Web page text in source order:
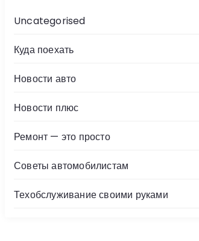
Uncategorised
Куда поехать
Новости авто
Новости плюс
Ремонт — это просто
Советы автомобилистам
Техобслуживание своими руками